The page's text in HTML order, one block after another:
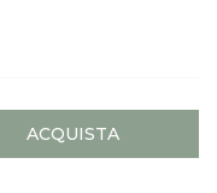
ACQUISTA